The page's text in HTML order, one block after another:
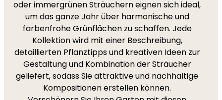
oder immergrünen Sträuchern eignen sich ideal,
um das ganze Jahr über harmonische und
farbenfrohe Grünflächen zu schaffen. Jede
Kollektion wird mit einer Beschreibung,
detaillierten Pflanztipps und kreativen Ideen zur
Gestaltung und Kombination der Sträucher
geliefert, sodass Sie attraktive und nachhaltige
Kompositionen erstellen können.